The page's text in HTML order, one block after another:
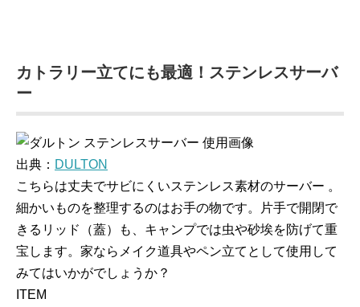
カトラリー立てにも最適！ステンレスサーバ
ー
出典： DULTON
こちらは丈夫でサビにくいステンレス素材のサーバー 。
細かいものを整理するのはお手の物です。片手で開閉で
きるリッド（蓋）も、キャンプでは虫や砂埃を防げて重
宝します。家ならメイク道具やペン立てとして使用して
みてはいかがでしょうか？
ITEM